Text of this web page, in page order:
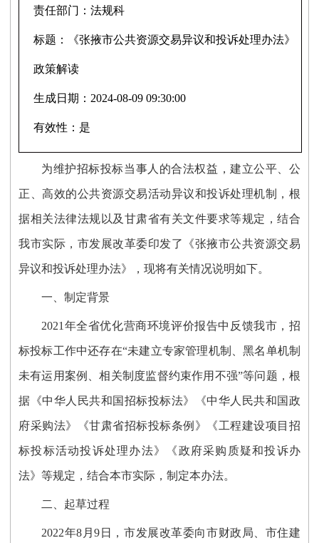
责任部门：法规科
标题： 《张掖市公共资源交易异议和投诉处理办法》
政策解读
生成日期： 2024-08-09 09:30:00
有效性： 是
为维护招标投标当事人的合法权益，建立公平、公
正、高效的公共资源交易活动异议和投诉处理机制 ， 根
据相关法律法规以及 甘肃省有关文件要求等规定，结合
我市实际， 市发展改革委印发了《张掖市公共资源交易
异议和投诉处理办法》 ，现将有关情况说明如下。
一、制定背景
2021 年全省优化营商环境评价报告中反馈我市，招
标投标工作中还存在“未建立专家管理机制、黑名单机制
未有运用案例、相关制度监督约束作用不强”等问题， 根
据《中华人民共和国招标投标法》《中华人民共和国政
府采购法》《甘肃省招标投标条例》《工程建设项目招
标投标活动投诉处理办法》《政府采购质疑和投诉办
法》等规定，结合本市实际，制定本办法。
二、起草过程
2022年8 月9 日，市发展改革委向市财政局、市住建